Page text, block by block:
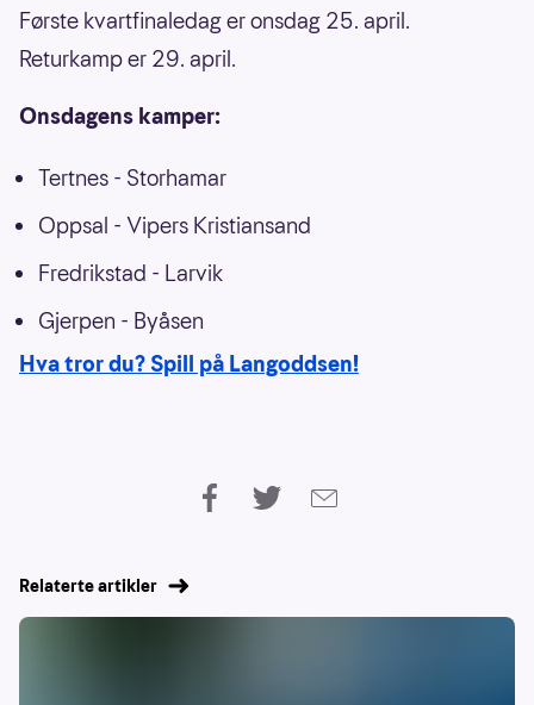
Første kvartfinaledag er onsdag 25. april.
Returkamp er 29. april.
Onsdagens kamper:
Tertnes - Storhamar
Oppsal - Vipers Kristiansand
Fredrikstad - Larvik
Gjerpen - Byåsen
Hva tror du? Spill på Langoddsen!
Relaterte artikler